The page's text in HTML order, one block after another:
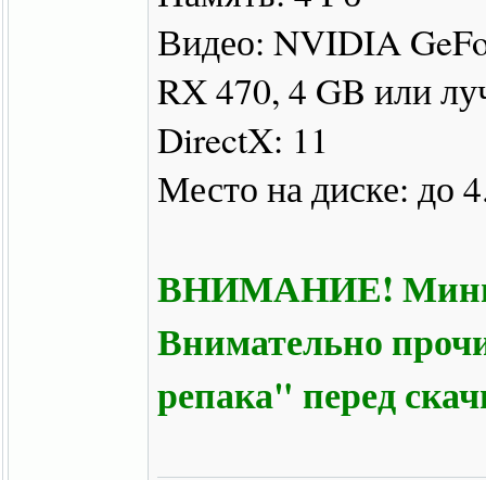
Видео: NVIDIA
RX 470, 4 GB или
DirectX: 11
Место на диске: до
ВНИМАНИЕ!
Внимательно
репака" перед